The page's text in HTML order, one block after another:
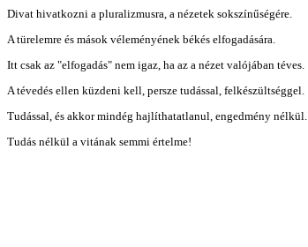
Divat hivatkozni a pluralizmusra, a nézetek sokszínűségére.
A türelemre és mások véleményének békés elfogadására.
Itt csak az "elfogadás" nem igaz, ha az a nézet valójában téves.
A tévedés ellen küzdeni kell, persze tudással, felkészültséggel.
Tudással, és akkor mindég hajlíthatatlanul, engedmény nélkül.
Tudás nélkül a vitának semmi értelme!